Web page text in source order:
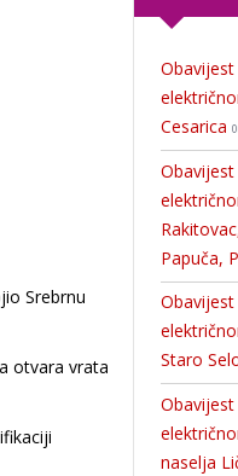
Srebrnu
otvara vrata
Cesarica
Papuča,
Staro
naselja